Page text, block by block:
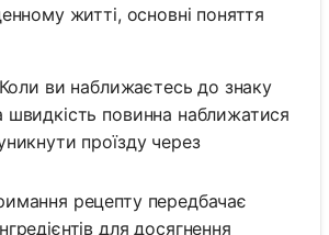
житті, основні поняття
Коли ви наближаєтесь до знаку
швидкість повинна наближатися
проїзду через
рецепту передбачає
для досягнення